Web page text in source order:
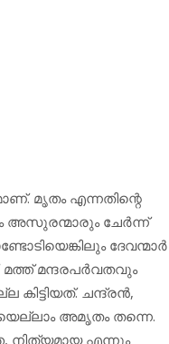
മൃതം എന്നതിന്റെ
അസുരന്മാരും ചേര്‍ന്ന്
ദേവന്മാര്‍
മന്ദരപര്‍വതവും
ചന്ദ്രന്‍,
അമൃതം തന്നെ.
നിത്യമായ എന്നും